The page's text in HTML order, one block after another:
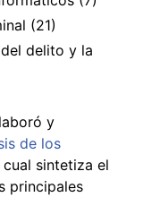
(21)
delito y la
y
de los
cual sintetiza el
principales